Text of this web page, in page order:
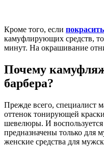
Кроме того, если
камуфлирующих средств,
минут. На окрашивание
Почему
барбера?
Прежде всего, специалист
оттенок тонирующей
шевелюры. И
предназначены только для
женские средства для